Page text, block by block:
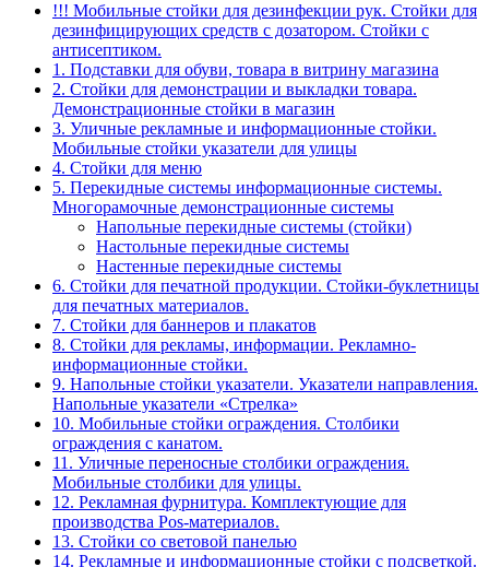
!!! Мобильные стойки для дезинфекции рук. Стойки для
дезинфицирующих средств с дозатором. Стойки с
антисептиком.
1. Подставки для обуви, товара в витрину магазина
2. Стойки для демонстрации и выкладки товара.
Демонстрационные стойки в магазин
3. Уличные рекламные и информационные стойки.
Мобильные стойки указатели для улицы
4. Стойки для меню
5. Перекидные системы информационные системы.
Многорамочные демонстрационные системы
Напольные перекидные системы (стойки)
Настольные перекидные системы
Настенные перекидные системы
6. Стойки для печатной продукции. Стойки-буклетницы
для печатных материалов.
7. Стойки для баннеров и плакатов
8. Стойки для рекламы, информации. Рекламно-
информационные стойки.
9. Напольные стойки указатели. Указатели направления.
Напольные указатели «Стрелка»
10. Мобильные стойки ограждения. Столбики
ограждения с канатом.
11. Уличные переносные столбики ограждения.
Мобильные столбики для улицы.
12. Рекламная фурнитура. Комплектующие для
производства Pos-материалов.
13. Стойки со световой панелью
14. Рекламные и информационные стойки с подсветкой.